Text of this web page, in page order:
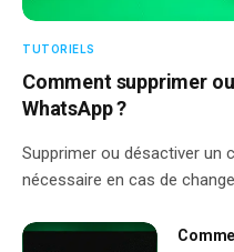
TUTORIELS
Comment supprimer
WhatsApp ?
Supprimer ou désactiver un
nécessaire en cas de